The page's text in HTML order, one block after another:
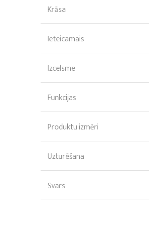
Krāsa
Ieteicamais
Izcelsme
Funkcijas
Produktu izmēri
Uzturēšana
Svars